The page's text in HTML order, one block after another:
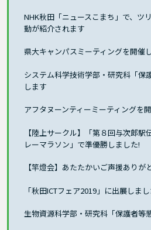
NHK秋田「ニュースこまち」で、ツ
動が紹介されます
県大キャンパスミーティングを開催
システム科学技術学部・研究科「保
します
アフタヌーンティーミーティングを
【陸上サークル】「第８回与次郎駅
レーマラソン」で準優勝しました!
【竿燈会】あたたかいご声援ありが
「秋田ICTフェア2019」に出展しま
生物資源科学部・研究科「保護者等